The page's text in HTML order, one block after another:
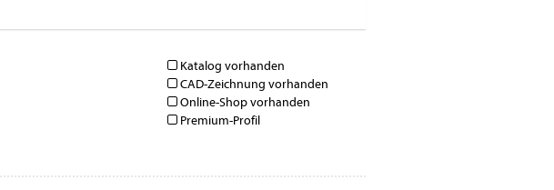
Katalog vorhanden
CAD-Zeichnung vorhanden
Online-Shop vorhanden
Premium-Profil